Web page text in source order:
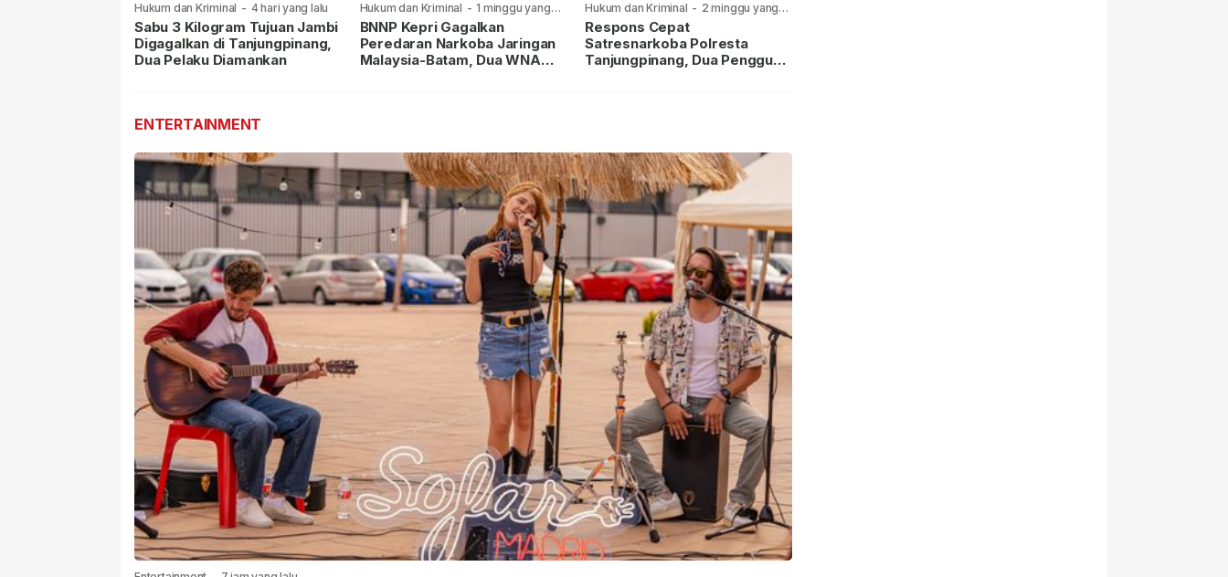
Hukum dan Kriminal - 4 hari yang lalu
Sabu 3 Kilogram Tujuan Jambi
Digagalkan di Tanjungpinang,
Dua Pelaku Diamankan
Hukum dan Kriminal - 1 minggu yang
lalu
BNNP Kepri Gagalkan
Peredaran Narkoba Jaringan
Malaysia-Batam, Dua WNA
Hukum dan Kriminal - 2 minggu yang
lalu
Respons Cepat
Satresnarkoba Polresta
Tanjungpinang, Dua Pengguna
ENTERTAINMENT